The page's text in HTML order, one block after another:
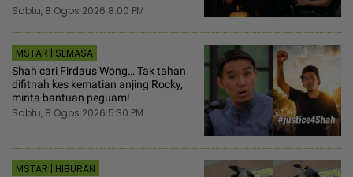
Sabtu, 8 Ogos 2026 8:00 PM
MSTAR | SEMASA
Shah cari Firdaus Wong… Tak tahan
difitnah kes kematian anjing Rocky,
minta bantuan peguam!
Sabtu, 8 Ogos 2026 5:30 PM
MSTAR | HIBURAN